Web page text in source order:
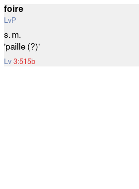
foire
LvP
s. m.
'paille (?)'
Lv 3:515b